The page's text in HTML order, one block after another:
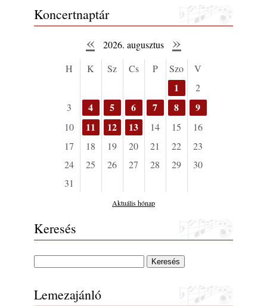
Koncertnaptár
« 2026. augusztus »
H K Sz Cs P Szo V
1
2
3
4 5 6 7 8 9
10 11 12 13 14 15
16
17
18 19 20 21 22
23
24
25 26 27 28 29
30
31
Aktuális hónap
Keresés
Lemezajánló